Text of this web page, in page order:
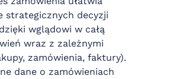
strategicznych decyzji
wglądowi w całą
wraz z zależnymi
zamówienia, faktury).
dane o zamówieniach